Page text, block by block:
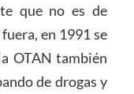
que no es de
en 1991 se
OTAN también
de drogas y